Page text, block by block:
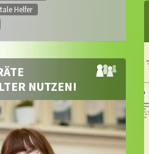
Helfer
NUTZEN!